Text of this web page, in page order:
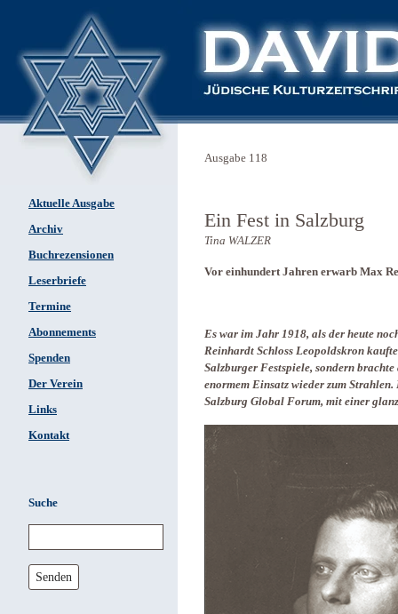
Aktuelle Ausgabe
Archiv
Buchrezensionen
Leserbriefe
Termine
Abonnements
Spenden
Der Verein
Links
Kontakt
Suche
Senden
Ausgabe 118
Ein Fest in Salzburg
Tina WALZER
Vor einhundert Jahren erwarb Max
Es war im Jahr 1918, als der heute
Reinhardt Schloss Leopoldskron
Salzburger Festspiele, sondern
enormem Einsatz wieder zum
Salzburg Global Forum, mit einer